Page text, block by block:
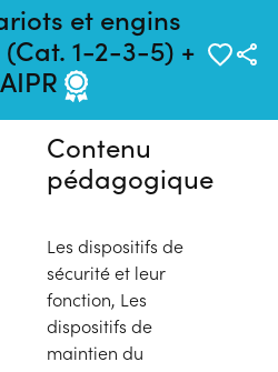
et engins
1-2-3-5) +
programmée en
Contenu
pédagogique
Les dispositifs de
sécurité et leur
fonction, Les
dispositifs de
maintien du